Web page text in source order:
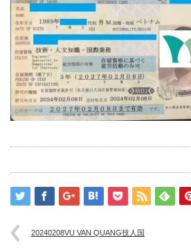
20240208VU VAN QUANG技人国